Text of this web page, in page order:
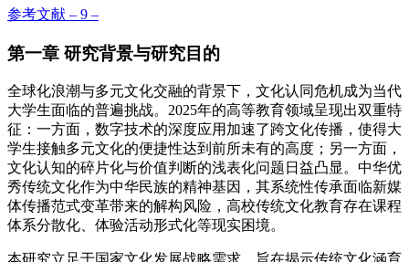
参考文献 – 9 –
第一章 研究背景与研究目的
全球化浪潮与多元文化交融的背景下，文化认同危机成为当代
大学生面临的普遍挑战。2025年的高等教育领域呈现出双重特
征：一方面，数字技术的深度应用加速了跨文化传播，使得大
学生接触多元文化的便捷性达到前所未有的高度；另一方面，
文化认知的碎片化与价值判断的浅表化问题日益凸显。中华优
秀传统文化作为中华民族的精神基因，其系统性传承面临新媒
体传播范式变革带来的解构风险，高校传统文化教育存在课程
体系分散化、体验活动形式化等现实困境。